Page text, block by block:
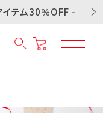
イテム30％OFF -